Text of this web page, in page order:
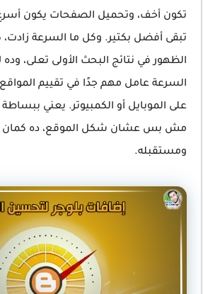
تكون أخف، وتحميل الصفحات يكون
تبقى أفضل بكتير. وكل ما السرعة
الظهور في نتائج البحث الأولى تعلى،
السرعة عامل مهم جدًا في تقييم
على الموبايل أو الكمبيوتر. يعني
مش بس عشان شكل الموقع، ده كمان
ومستقبله.